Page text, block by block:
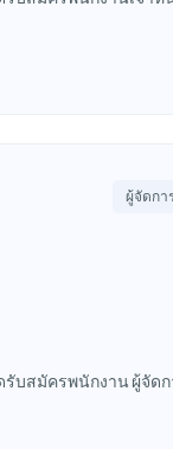
ผู้จัดกา
รับสมัครพนักงาน ผู้จัด